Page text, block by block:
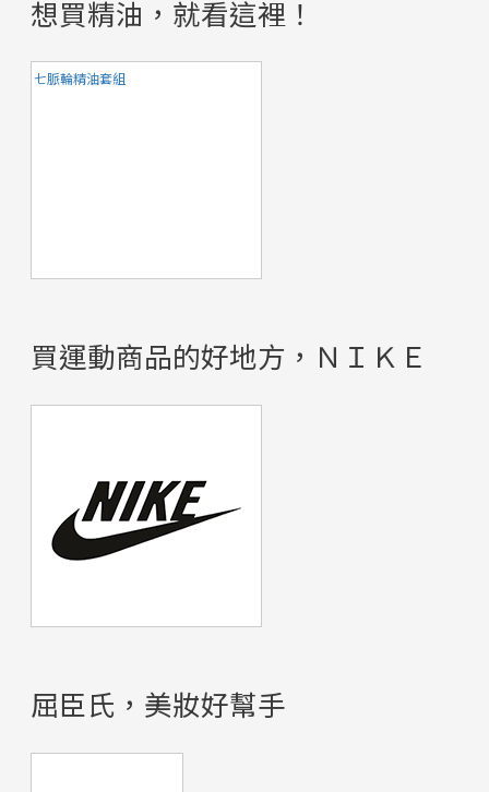
想買精油，就看這裡！
七脈輪精油套組
買運動商品的好地方，ＮＩＫＥ
屈臣氏，美妝好幫手